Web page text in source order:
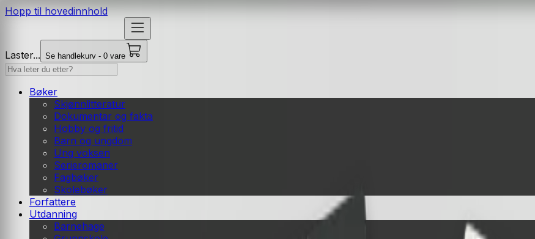
Hopp til hovedinnhold
Laster... Se handlekurv - 0 vare
Bøker
Skjønnlitteratur
Dokumentar og fakta
Hobby og fritid
Barn og ungdom
Ung voksen
Serieromaner
Fagbøker
Skolebøker
Forfattere
Utdanning
Barnehage